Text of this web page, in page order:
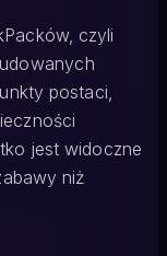
czyli
postaci,
jest widoczne
niż